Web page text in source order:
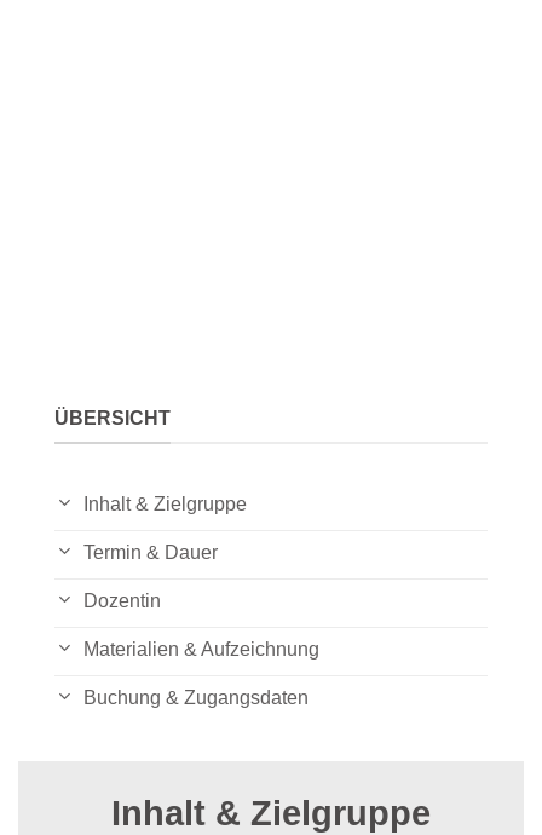
ÜBERSICHT
Inhalt & Zielgruppe
Termin & Dauer
Dozentin
Materialien & Aufzeichnung
Buchung & Zugangsdaten
Inhalt & Zielgruppe